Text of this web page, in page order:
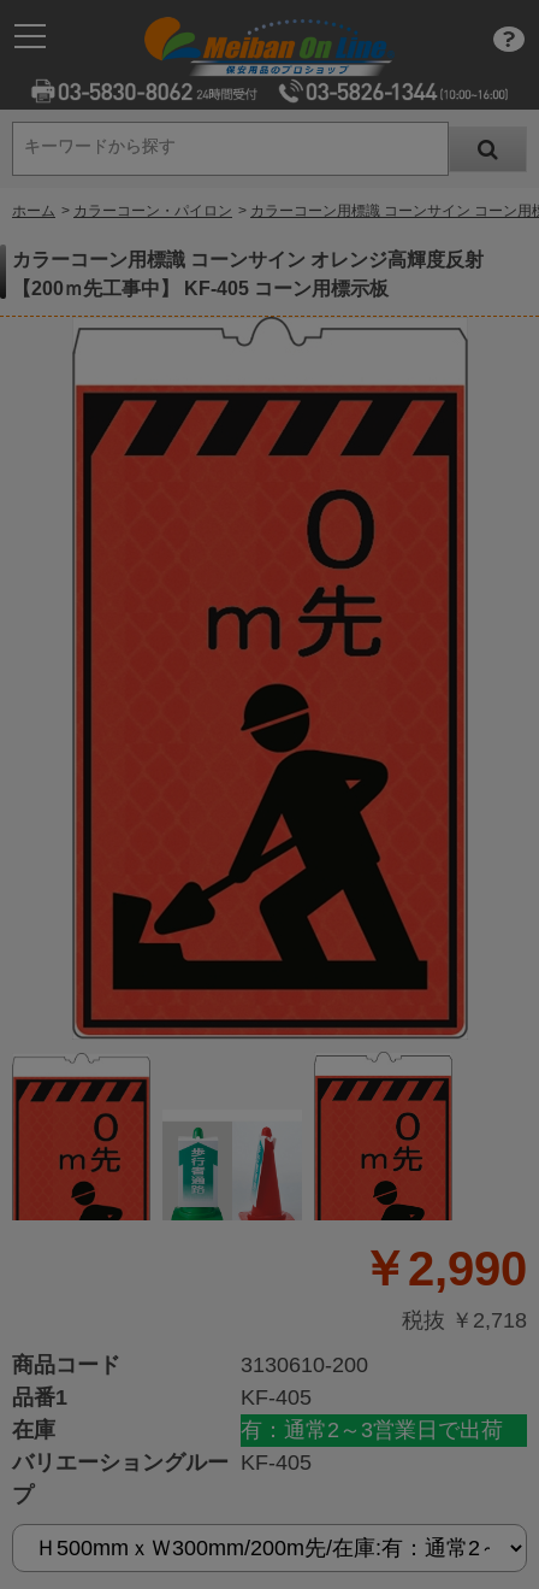
キーワードから探す
キーワードから探す
ホーム > カラーコーン・パイロン > カラーコーン用標識 コーンサイン コーン用
カラーコーン用標識 コーンサイン オレンジ高輝度反射
【200ｍ先工事中】 KF-405 コーン用標示板
￥2,990
税抜 ￥2,718
商品コード
3130610-200
品番1
KF-405
在庫
有：通常2～3営業日で出荷
バリエーショングルー
プ
KF-405